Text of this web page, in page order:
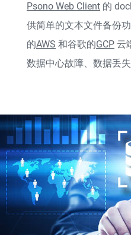
Psono Web Client 的
供简单的文本文件备份
的AWS 和谷歌的GCP 云
数据中心故障、数据丢